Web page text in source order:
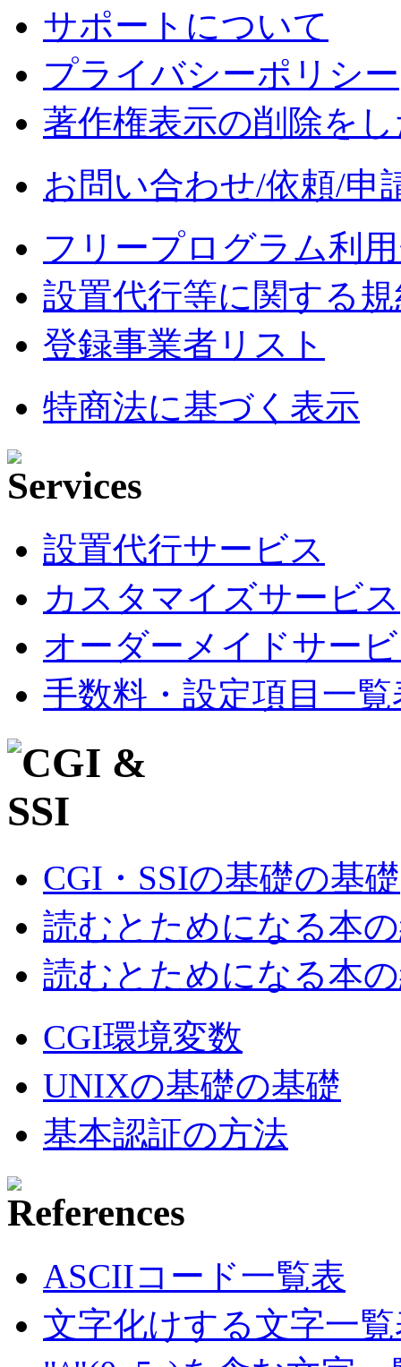
サポートについて
プライバシーポリシー
著作権表示の削除を
お問い合わせ/依頼/申
フリープログラム利
設置代行等に関する
登録事業者リスト
特商法に基づく表示
設置代行サービス
カスタマイズサービス
オーダーメイドサー
手数料・設定項目一覧
CGI・SSIの基礎の基礎
読むとためになる本
読むとためになる本
CGI環境変数
UNIXの基礎の基礎
基本認証の方法
ASCIIコード一覧表
文字化けする文字一